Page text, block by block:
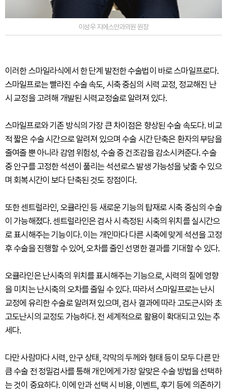
이성우 지에스안과의원 원장
이러한 스마일라식에서 한 단계 발전한 수술법이 바로 스마일프로다.
스마일프로는 빨라진 수술 속도, 시축 중심의 시력 교정, 정교해진 난
시 교정을 고려해 개발된 시력교정술로 알려져 있다.
스마일프로와 기존 방식의 가장 큰 차이점은 향상된 수술 속도다. 비교
적 짧은 수술 시간으로 알려져 있으며 수술 시간 단축은 환자의 부담을
줄여줄 뿐 아니라 감염 위험성, 수술 중 건조감을 감소시켜준다. 수술
중 안구를 고정한 석션이 풀리는 석션로스 발생 가능성을 낮출 수 있으
며 회복시간이 보다 단축된 것도 장점이다.
또한 센트럴라인, 오큘라인 등 새로운 기능의 탑재로 시축 중심의 수술
이 가능해졌다. 센트럴라인은 검사 시 측정된 시축의 위치를 실시간으
로 표시해주는 기능이다. 이는 개인마다 다른 시축에 맞게 석션을 고정
후 수술을 진행할 수 있어, 오차를 줄인 선명한 결과를 기대할 수 있다.
오큘라인은 난시축의 위치를 표시해주는 기능으로, 시력의 질에 영향
을 미치는 난시축의 오차를 줄일 수 있다. 따라서 스마일프로는 난시
교정에 유리한 수술로 알려져 있으며, 검사 결과에 따라 고도근시와 초
고도난시의 교정도 가능하다. 전 세계적으로 활용이 확대되고 있는 추
세다.
다만 사람마다 시력, 안구 상태, 각막의 두께와 형태 등이 모두 다른 만
큼 수술 전 정밀검사를 통해 개인에게 가장 알맞은 수술 방법을 선택하
는 것이 중요하다. 이에 안과 선택 시 비용, 이벤트, 후기 등에 의존하기